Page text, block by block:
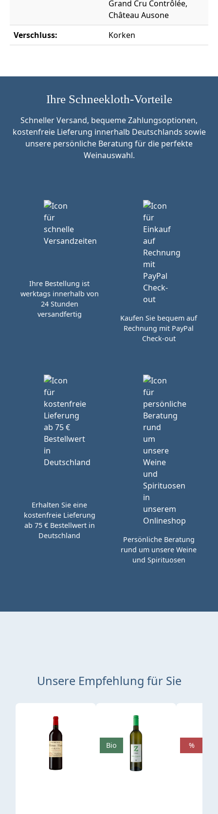
Grand Cru Contrôlée,
Château Ausone
Verschluss:
Korken
Ihre Schneekloth-Vorteile
Schneller Versand, bequeme Zahlungsoptionen,
kostenfreie Lieferung innerhalb Deutschlands sowie
unsere persönliche Beratung für die perfekte
Weinauswahl.
Ihre Bestellung ist
werktags innerhalb von
24 Stunden
versandfertig
Kaufen Sie bequem auf
Rechnung mit PayPal
Check-out
Erhalten Sie eine
kostenfreie Lieferung
ab 75 € Bestellwert in
Deutschland
Persönliche Beratung
rund um unsere Weine
und Spirituosen
Unsere Empfehlung für Sie
Produktgalerie überspringen
Bio %